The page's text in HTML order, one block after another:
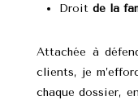
Droit de la
Attachée à
clients, je
chaque dossier,